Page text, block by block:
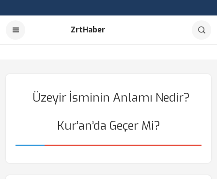
ZrtHaber
Üzeyir İsminin Anlamı Nedir?
Kur’an’da Geçer Mi?